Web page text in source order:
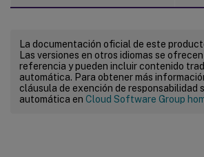
La documentación oficial de este
Las versiones en otros idiomas se
referencia y pueden incluir contenido
automática. Para obtener más
cláusula de exención de responsabilidad
automática en Cloud Software Group